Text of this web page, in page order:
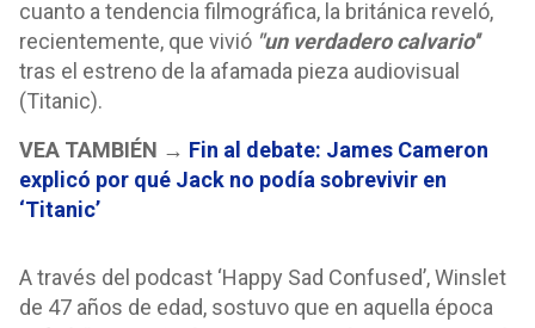
cuanto a tendencia filmográfica, la británica reveló,
recientemente, que vivió "un verdadero calvario''
tras el estreno de la afamada pieza audiovisual
(Titanic).
VEA TAMBIÉN → Fin al debate: James Cameron
explicó por qué Jack no podía sobrevivir en
‘Titanic’
A través del podcast ‘Happy Sad Confused’, Winslet
de 47 años de edad, sostuvo que en aquella época